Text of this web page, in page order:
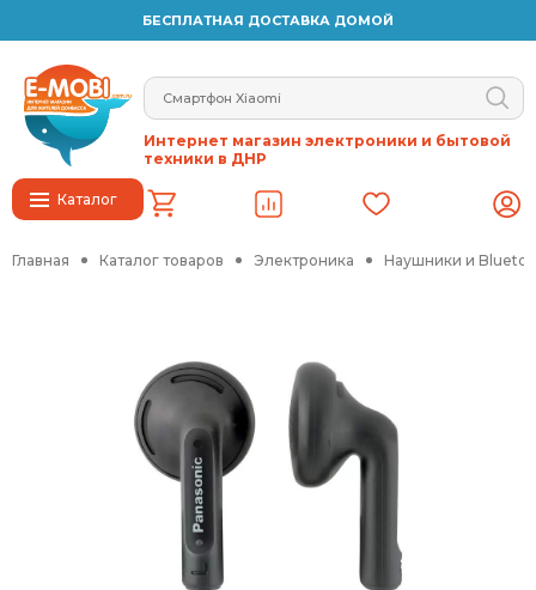
БЕСПЛАТНАЯ ДОСТАВКА ДОМОЙ
Каталог
Интернет магазин электроники и бытовой
техники в ДНР
Главная Каталог товаров Электроника Наушники и